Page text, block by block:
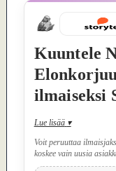
Kuuntele
ilmaiseksi
Lue lisää ▾
Voit peruuttaa
koskee vain uusia